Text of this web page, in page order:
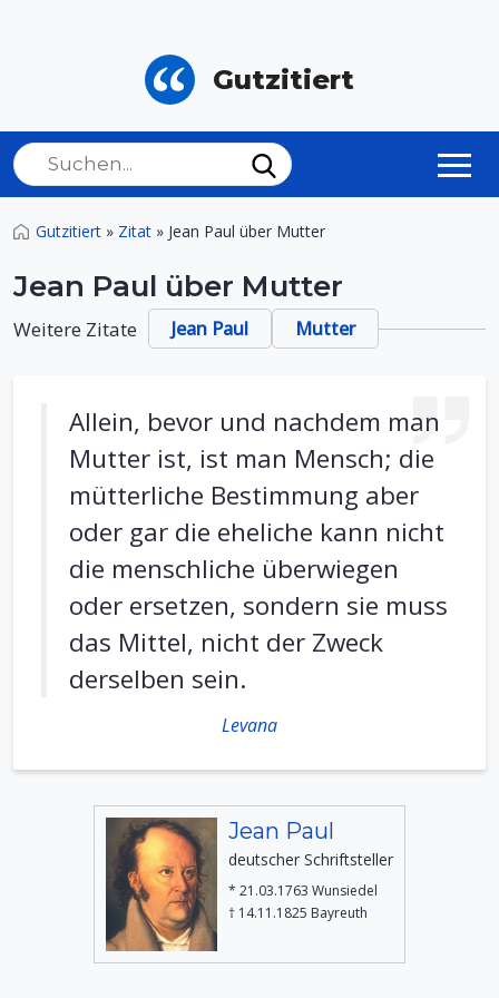
Gutzitiert
Gutzitiert » Zitat » Jean Paul über Mutter
Jean Paul über Mutter
Weitere Zitate Jean Paul Mutter
Allein, bevor und nachdem man
Mutter ist, ist man Mensch; die
mütterliche Bestimmung aber
oder gar die eheliche kann nicht
die menschliche überwiegen
oder ersetzen, sondern sie muss
das Mittel, nicht der Zweck
derselben sein.
Levana
Jean Paul
deutscher Schriftsteller
* 21.03.1763 Wunsiedel
† 14.11.1825 Bayreuth